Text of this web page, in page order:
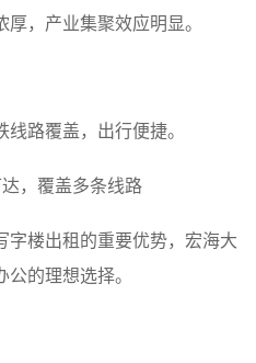
，产业集聚效应明显。
路覆盖，出行便捷。
，覆盖多条线路
字楼出租的重要优势，宏海大
的理想选择。